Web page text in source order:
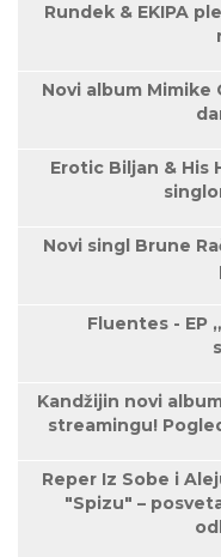
Rundek & EKIPA
Novi album
Erotic Biljan & His
Novi singl Brune
Fluentes - EP
Kandžijin novi
streamingu!
Reper Iz Sobe i
"Spizu" –